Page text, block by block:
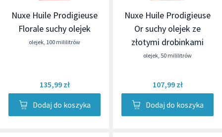
Nuxe Huile Prodigieuse
Florale suchy olejek
olejek, 100 mililitrów
135,99 zł
Dodaj do koszyka
Nuxe Huile Prodigieuse
Or suchy olejek ze
złotymi drobinkami
olejek, 50 mililitrów
107,99 zł
Dodaj do koszyka